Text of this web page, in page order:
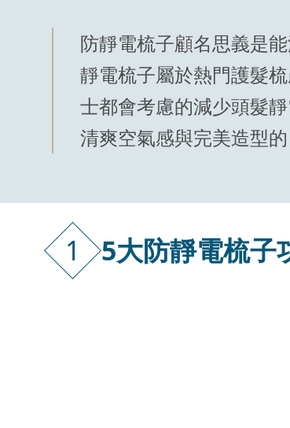
防靜電梳子顧名思義是
靜電梳子屬於熱門護髮
士都會考慮的減少頭髮
清爽空氣感與完美造型
1 5大防靜電梳子